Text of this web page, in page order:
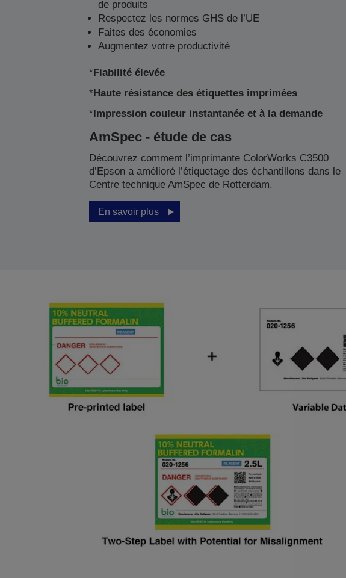
de produits
Respectez les normes GHS de l’UE
Faites des économies
Augmentez votre productivité
*Fiabilité élevée
*Haute résistance des étiquettes imprimées
*Impression couleur instantanée et à la demande
AmSpec - étude de cas
Découvrez comment l’imprimante ColorWorks C3500
d’Epson a amélioré l’étiquetage des échantillons dans le
Centre technique AmSpec de Rotterdam.
En savoir plus